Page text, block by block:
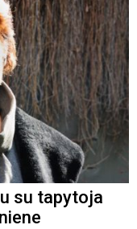
su tapytoja